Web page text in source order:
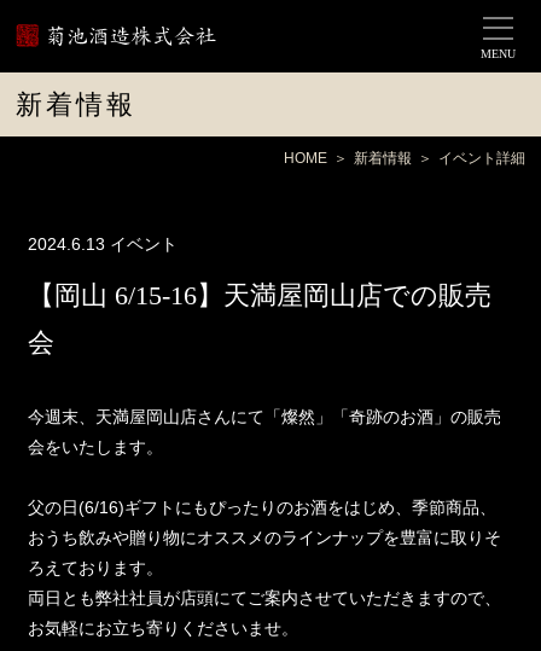
MENU
新着情報
HOME 新着情報 イベント詳細
2024.6.13 イベント
【岡山 6/15-16】天満屋岡山店での販売
会
今週末、天満屋岡山店さんにて「燦然」「奇跡のお酒」の販売
会をいたします。
父の日(6/16)ギフトにもぴったりのお酒をはじめ、季節商品、
おうち飲みや贈り物にオススメのラインナップを豊富に取りそ
ろえております。
両日とも弊社社員が店頭にてご案内させていただきますので、
お気軽にお立ち寄りくださいませ。